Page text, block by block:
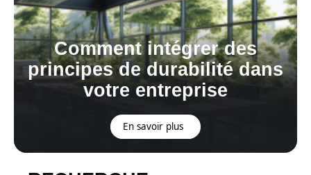
Comment intégrer des
principes de durabilité dans
votre entreprise
En savoir plus